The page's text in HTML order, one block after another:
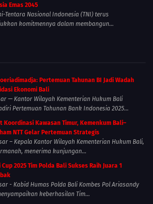
Emas 2045
Tentara Nasional Indonesia (TNI) terus
komitmennya dalam membangun...
Pertemuan Tahunan BI Jadi Wadah
Ekonomi Bali
— Kantor Wilayah Kementerian Hukum Bali
Pertemuan Tahunan Bank Indonesia 2025...
Koordinasi Kawasan Timur, Kemenkum Bali–
NTT Gelar Pertemuan Strategis
– Kepala Kantor Wilayah Kementerian Hukum Bali,
menerima kunjungan...
2025 Tim Polda Bali Sukses Raih Juara 1
- Kabid Humas Polda Bali Kombes Pol Ariasandy
keberhasilan Tim...